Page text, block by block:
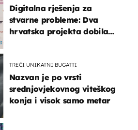
Digitalna rješenja za
stvarne probleme: Dva
hrvatska projekta dobila
TREĆI UNIKATNI BUGATTI
Nazvan je po vrsti
srednjovjekovnog viteškog
konja i visok samo metar